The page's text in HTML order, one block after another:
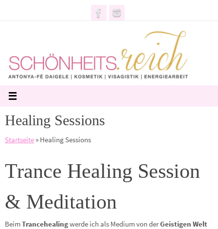
Healing Sessions
Startseite » Healing Sessions
Trance Healing Session
& Meditation
BeimTrancehealingwerde ich als Medium von derGeistigen Welt